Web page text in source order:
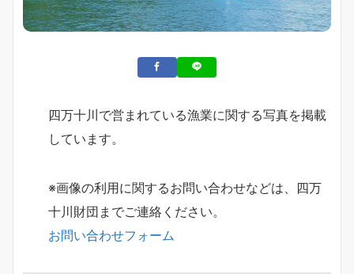
四万十川で営まれている漁業に関する写真を掲載
しています。
※画像の利用に関するお問い合わせなどは、四万
十川財団までご連絡ください。
お問い合わせフォーム